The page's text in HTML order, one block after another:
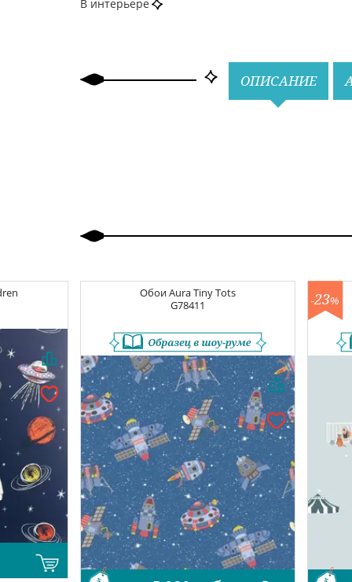
В интерьере
ОПИСАНИЕ
ОбоиAura Tiny Tots
G78411
-23%